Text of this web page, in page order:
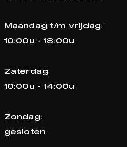
Maandag t/m vrijdag:
10:00u - 18:00u
Zaterdag
10:00u - 14:00u
Zondag:
gesloten